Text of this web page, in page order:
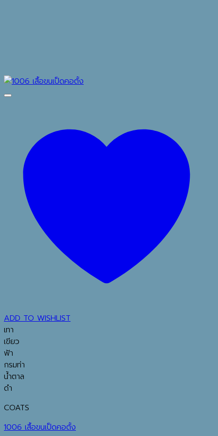
ADD TO WISHLIST
เทา
เขียว
ฟ้า
กรมท่า
น้ำตาล
ดำ
COATS
1006 เสื้อขนเป็ดคอตั้ง